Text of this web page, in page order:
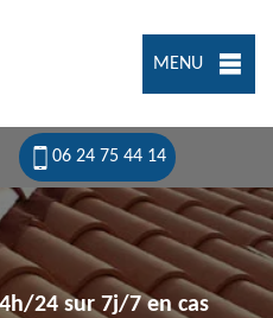
MENU
06 24 75 44 14
24 sur 7j/7 en cas